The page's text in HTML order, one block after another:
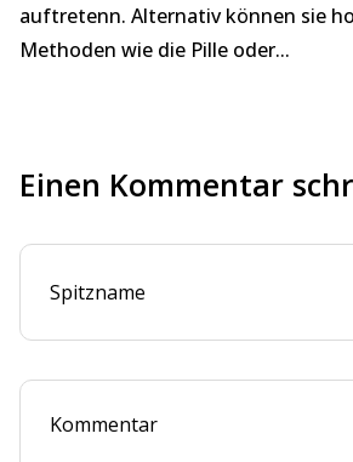
auftretenn. Alternativ können sie
Methoden wie die Pille oder...
Einen Kommentar